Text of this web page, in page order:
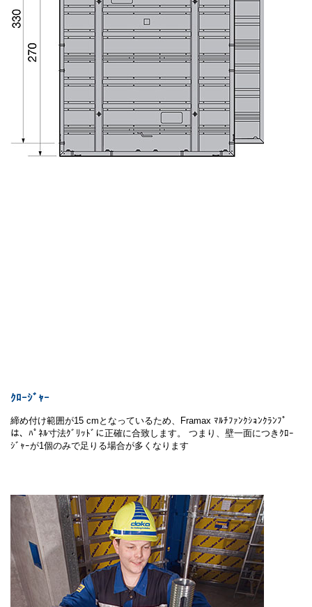
ｸﾛｰｼﾞｬｰ
締め付け範囲が15 cmとなっているため、Framax ﾏﾙﾁﾌｧﾝｸｼｮﾝｸﾗﾝﾌﾟ
は、ﾊﾟﾈﾙ寸法ｸﾞﾘｯﾄﾞに正確に合致します。 つまり、壁一面につきｸﾛｰ
ｼﾞｬｰが1個のみで足りる場合が多くなります